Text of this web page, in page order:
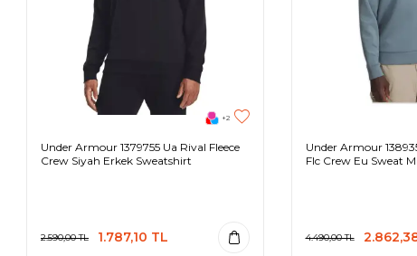
+2
Under Armour 1379755 Ua Rival Fleece
Crew Siyah Erkek Sweatshirt
2.590,00TL 1.787,10 TL
Under Armour
Flc Crew Eu Sweat
4.490,00TL